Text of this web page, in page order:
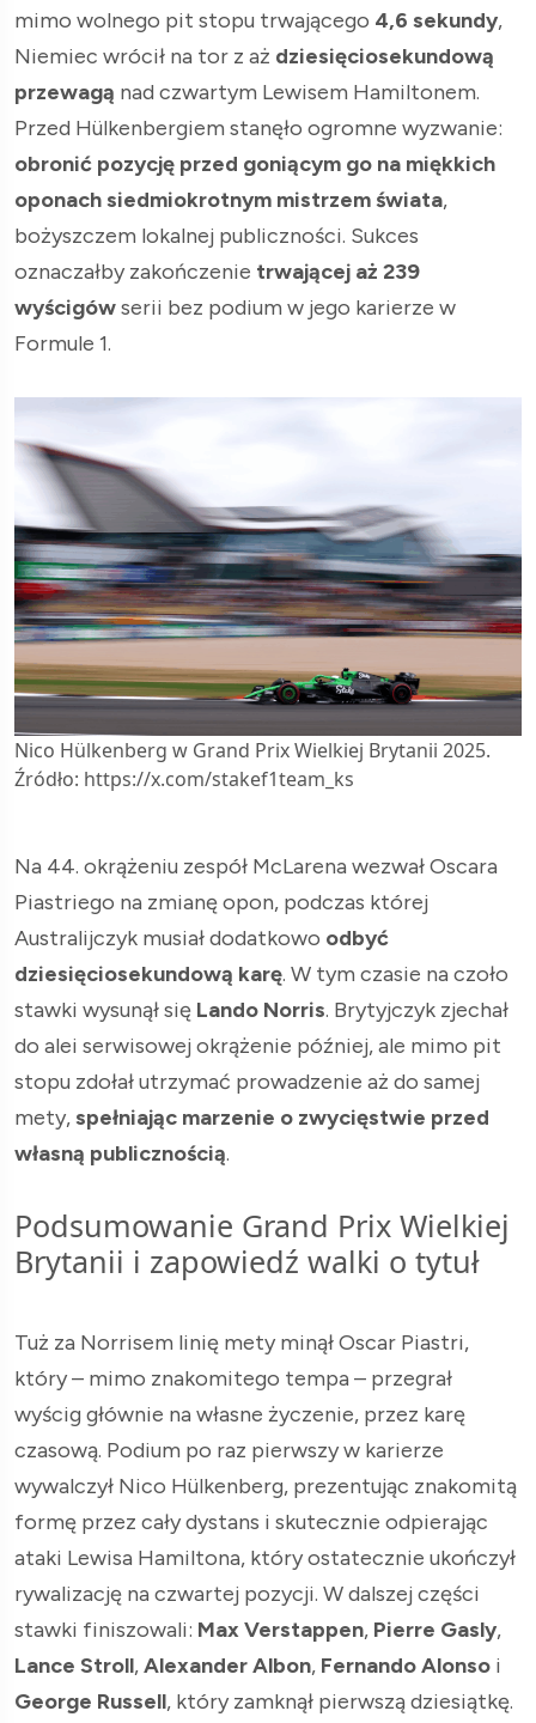
mimo wolnego pit stopu trwającego 4,6 sekundy,
Niemiec wrócił na tor z aż dziesięciosekundową
przewagą nad czwartym Lewisem Hamiltonem.
Przed Hülkenbergiem stanęło ogromne wyzwanie:
obronić pozycję przed goniącym go na miękkich
oponach siedmiokrotnym mistrzem świata,
bożyszczem lokalnej publiczności. Sukces
oznaczałby zakończenie trwającej aż 239
wyścigówserii bez podium w jego karierze w
Formule 1.
Nico Hülkenberg w Grand Prix Wielkiej Brytanii 2025.
Źródło: https://x.com/stakef1team_ks
Na 44. okrążeniu zespół McLarena wezwał Oscara
Piastriego na zmianę opon, podczas której
Australijczyk musiał dodatkowo odbyć
dziesięciosekundową karę. W tym czasie na czoło
stawki wysunął się Lando Norris. Brytyjczyk zjechał
do alei serwisowej okrążenie później, ale mimo pit
stopu zdołał utrzymać prowadzenie aż do samej
mety,spełniając marzenie o zwycięstwie przed
własną publicznością.
Podsumowanie Grand Prix Wielkiej
Brytanii i zapowiedź walki o tytuł
Tuż za Norrisem linię mety minął Oscar Piastri,
który – mimo znakomitego tempa – przegrał
wyścig głównie na własne życzenie, przez karę
czasową. Podium po raz pierwszy w karierze
wywalczył Nico Hülkenberg, prezentując znakomitą
formę przez cały dystans i skutecznie odpierając
ataki Lewisa Hamiltona, który ostatecznie ukończył
rywalizację na czwartej pozycji. W dalszej części
stawki finiszowali: Max Verstappen, Pierre Gasly,
Lance Stroll,Alexander Albon, Fernando Alonso i
George Russell, który zamknął pierwszą dziesiątkę.